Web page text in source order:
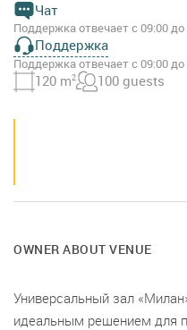
Чат
Поддержка отвечает с 09:00 до
Поддержка
Поддержка отвечает с 09:00 до
120 m2 100 guests
OWNER ABOUT VENUE
Универсальный зал
идеальным решением для